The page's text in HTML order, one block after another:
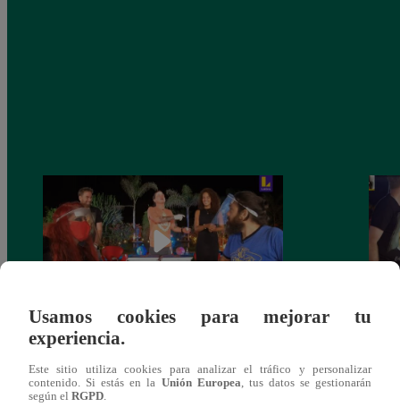
Monique Pardo y Adriana Zubiate jugaron
a la ‘Carta dulce’ en Noche de Patas
al
Usamos cookies para mejorar tu
experiencia.
Este sitio utiliza cookies para analizar el tráfico y personalizar
contenido. Si estás en la Unión Europea , tus datos se gestionarán
según el RGPD